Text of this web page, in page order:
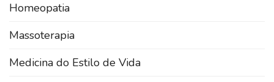
Homeopatia
Massoterapia
Medicina do Estilo de Vida